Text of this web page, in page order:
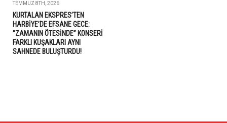
TEMMUZ 8TH, 2026
KURTALAN EKSPRES’TEN
HARBİYE’DE EFSANE GECE:
“ZAMANIN ÖTESİNDE” KONSERİ
FARKLI KUŞAKLARI AYNI
SAHNEDE BULUŞTURDU!